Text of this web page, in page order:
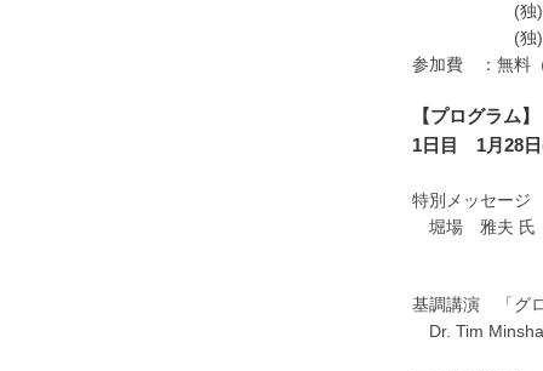
(独)工業所有
(独)日本貿易
参加費 ：無料
【プログラム】
1日目 1月28
特別メッセージ
堀場 雅夫 氏
基調講演 「グ
Dr. Tim